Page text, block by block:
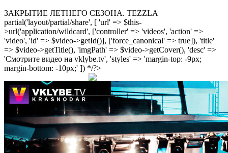
ЗАКРЫТИЕ ЛЕТНЕГО СЕЗОНА. TEZZLA
partial('layout/partial/share', [ 'url' => $this-
>url('application/wildcard', ['controller' => 'videos', 'action' =>
'video', 'id' => $video->getId()], ['force_canonical' => true]), 'title'
=> $video->getTitle(), 'imgPath' => $video->getCover(), 'desc' =>
'Смотрите видео на vklybe.tv', 'styles' => 'margin-top: -9px;
margin-bottom: -10px;' ]) */?>